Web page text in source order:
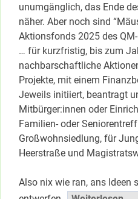
unumgänglich, das Ende
näher. Aber noch sind
Aktionsfonds 2025 des
… für kurzfristig, bis zum
nachbarschaftliche
Projekte, mit einem
Jeweils initiiert, beantragt
Mitbürger:innen oder
Familien- oder
Großwohnsiedlung, für
Heerstraße und
Also nix wie ran, ans Ideen